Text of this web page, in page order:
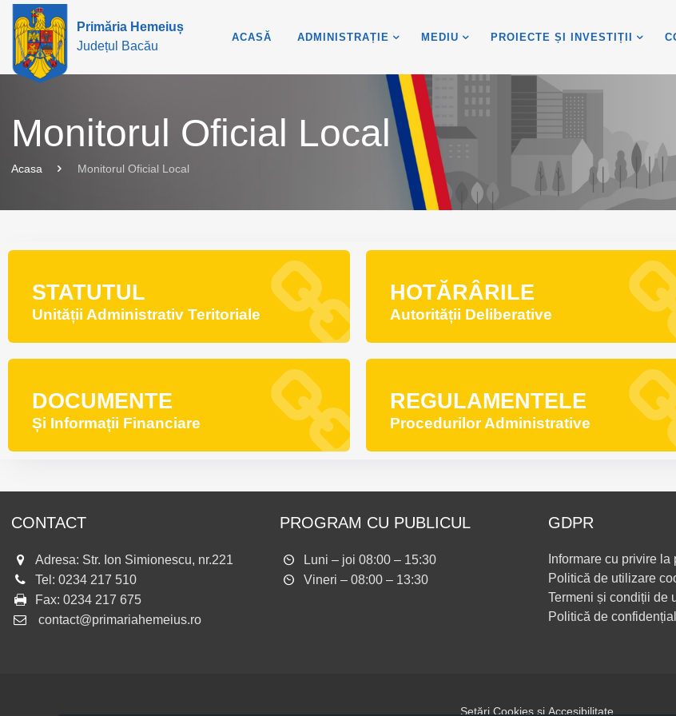
Primăria Hemeiuș
Județul Bacău
ACASĂ ADMINISTRAȚIE MEDIU PROIECTE ȘI INVESTIȚII
Monitorul Oficial Local
Acasa Monitorul Oficial Local
STATUTUL
Unității Administrativ Teritoriale
HOTĂRÂRILE
Autorității Deliberative
DOCUMENTE
Și Informații Financiare
REGULAMENTELE
Procedurilor Administrative
CONTACT
Adresa: Str. Ion Simionescu, nr.221
Tel: 0234 217 510
Fax: 0234 217 675
contact@primariahemeius.ro
PROGRAM CU PUBLICUL
Luni – joi 08:00 – 15:30
Vineri – 08:00 – 13:30
GDPR
Informare cu privire
Politică de utilizare
Termeni și condiții de
Politică de
Setări Cookies și Accesibilitate